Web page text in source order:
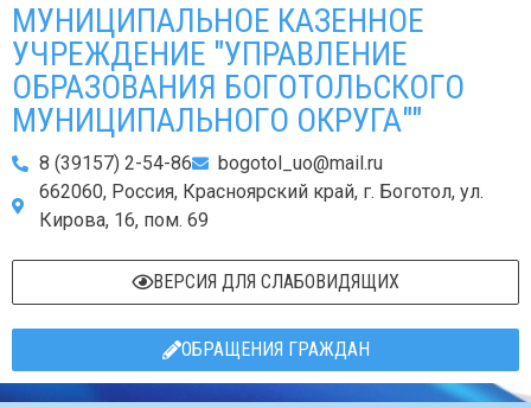
МУНИЦИПАЛЬНОЕ КАЗЕННОЕ
УЧРЕЖДЕНИЕ "УПРАВЛЕНИЕ
ОБРАЗОВАНИЯ БОГОТОЛЬСКОГО
МУНИЦИПАЛЬНОГО ОКРУГА""
8 (39157) 2-54-86
bogotol_uo@mail.ru
662060, Россия, Красноярский край, г. Боготол, ул.
Кирова, 16, пом. 69
ВЕРСИЯ ДЛЯ СЛАБОВИДЯЩИХ
ОБРАЩЕНИЯ ГРАЖДАН